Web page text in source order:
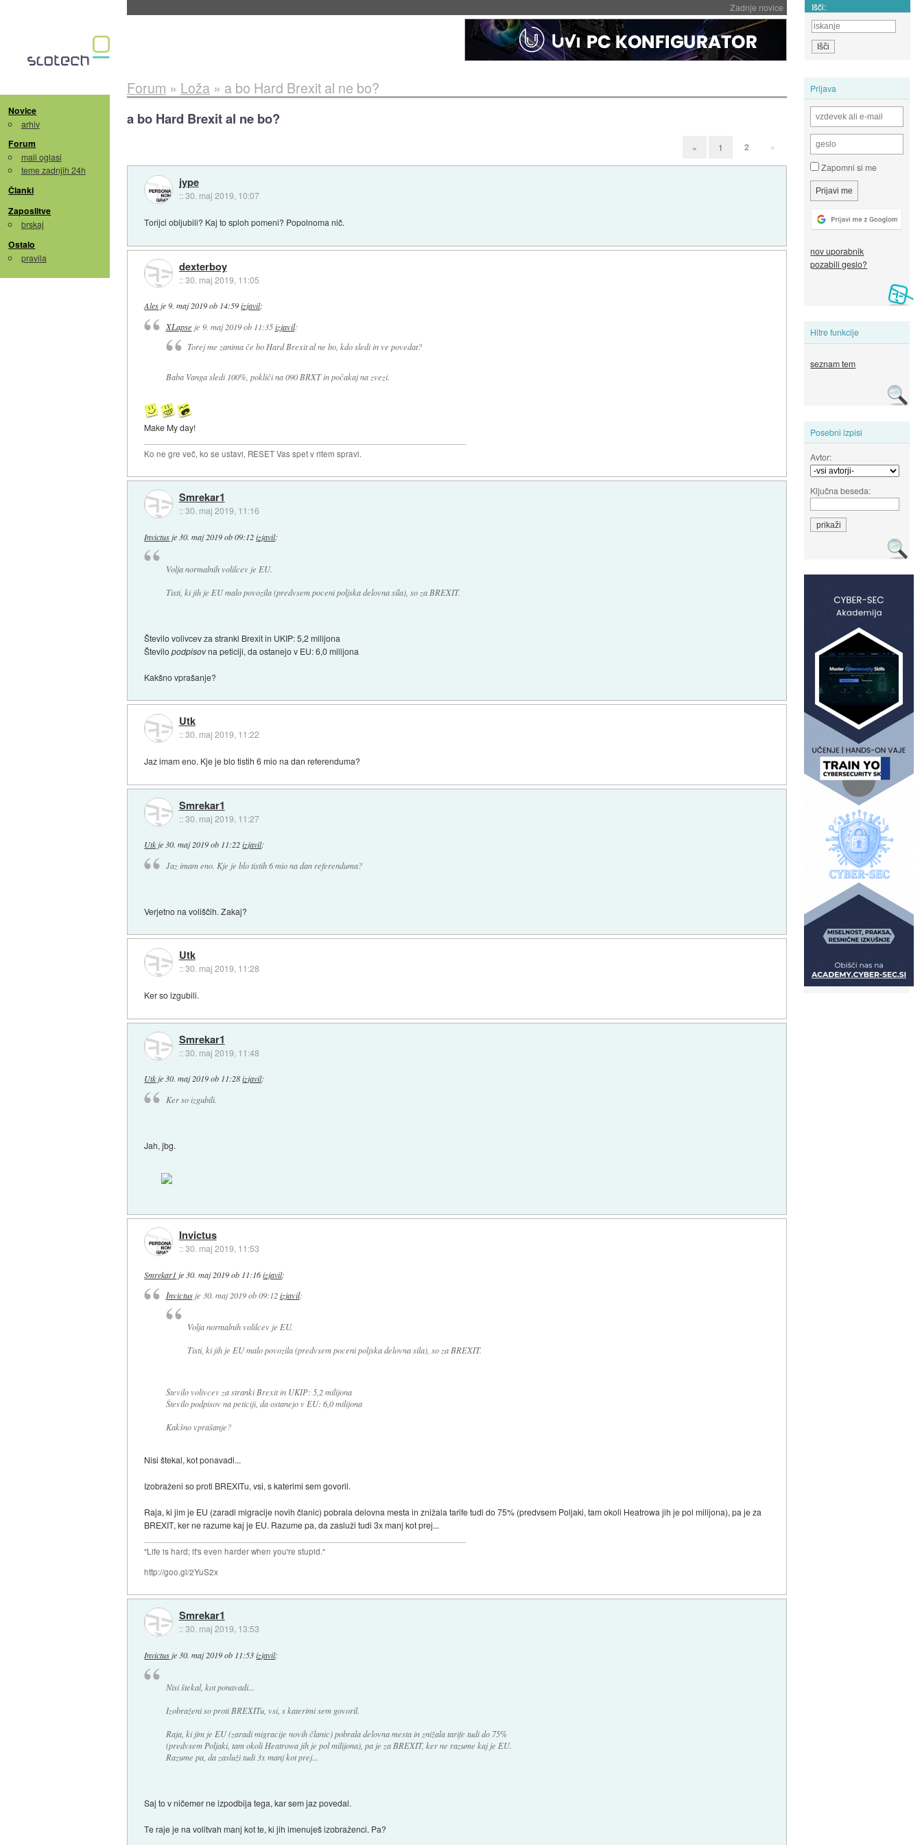
Zadnje novice Išči:
Novice
arhiv
Forum
mali oglasi
teme zadnjih 24h
Članki
Zaposlitve
brskaj
Ostalo
pravila
Prijava
Zapomni si me
nov uporabnik
pozabili geslo?
Hitre funkcije
seznam tem
Posebni izpisi
Avtor:
Ključna beseda:
Forum » Loža» a bo Hard Brexit al ne bo?
a bo Hard Brexit al ne bo?
« 1 2 »
jype
::30. maj 2019, 10:07
Torijci obljubili? Kaj to sploh pomeni? Popolnoma nič.
dexterboy
::30. maj 2019, 11:05
Alesje9. maj 2019 ob 14:59 izjavil:
XLapse je 9. maj 2019 ob 11:35 izjavil:
Torej me zanima če bo Hard Brexit al ne bo, kdo sledi in ve povedat?
Baba Vanga sledi 100%, pokliči na 090 BRXT in počakaj na zvezi.
Make My day!
Ko ne gre več, ko se ustavi, RESET Vas spet v ritem spravi.
Smrekar1
::30. maj 2019, 11:16
Invictus je 30. maj 2019 ob 09:12 izjavil:
Volja normalnih volilcev je EU.
Tisti, ki jih je EU malo povozila (predvsem poceni poljska delovna sila), so za BREXIT.
Število volivcev za stranki Brexit in UKIP: 5,2 milijona
Številopodpisovna peticiji, da ostanejo v EU: 6,0 milijona
Kakšno vprašanje?
Utk
::30. maj 2019, 11:22
Jaz imam eno. Kje je blo tistih 6 mio na dan referenduma?
Smrekar1
::30. maj 2019, 11:27
Utkje30. maj 2019 ob 11:22 izjavil:
Jaz imam eno. Kje je blo tistih 6 mio na dan referenduma?
Verjetno na voliščih. Zakaj?
Utk
::30. maj 2019, 11:28
Ker so izgubili.
Smrekar1
::30. maj 2019, 11:48
Utkje30. maj 2019 ob 11:28 izjavil:
Ker so izgubili.
Jah, jbg.
Invictus
::30. maj 2019, 11:53
Smrekar1 je 30. maj 2019 ob 11:16 izjavil:
Invictusje 30. maj 2019 ob 09:12 izjavil:
Volja normalnih volilcev je EU.
Tisti, ki jih je EU malo povozila (predvsem poceni poljska delovna sila), so za BREXIT.
Število volivcev za stranki Brexit in UKIP: 5,2 milijona
Številopodpisov na peticiji, da ostanejo v EU: 6,0 milijona
Kakšno vprašanje?
Nisi štekal, kot ponavadi...
Izobraženi so proti BREXITu, vsi, s katerimi sem govoril.
Raja, ki jim je EU (zaradi migracije novih članic) pobrala delovna mesta in znižala tarife tudi do 75% (predvsem Poljaki, tam okoli Heatrowa jih je pol milijona), pa je za
BREXIT, ker ne razume kaj je EU. Razume pa, da zasluži tudi 3x manj kot prej...
"Life is hard; it's even harder when you're stupid."
http://goo.gl/2YuS2x
Smrekar1
::30. maj 2019, 13:53
Invictus je 30. maj 2019 ob 11:53 izjavil:
Nisi štekal, kot ponavadi...
Izobraženi so proti BREXITu, vsi, s katerimi sem govoril.
Raja, ki jim je EU (zaradi migracije novih članic) pobrala delovna mesta in znižala tarife tudi do 75%
(predvsem Poljaki, tam okoli Heatrowa jih je pol milijona), pa je za BREXIT, ker ne razume kaj je EU.
Razume pa, da zasluži tudi 3x manj kot prej...
Saj to v ničemer ne izpodbija tega, kar sem jaz povedal.
Te raje je na volitvah manj kot te, ki jih imenuješ izobraženci. Pa?